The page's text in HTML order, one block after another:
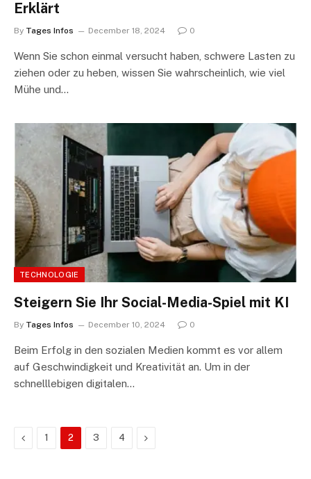
Erklärt
By Tages Infos December 18, 2024 0
Wenn Sie schon einmal versucht haben, schwere Lasten zu
ziehen oder zu heben, wissen Sie wahrscheinlich, wie viel
Mühe und…
TECHNOLOGIE
Steigern Sie Ihr Social-Media-Spiel mit KI
By Tages Infos December 10, 2024 0
Beim Erfolg in den sozialen Medien kommt es vor allem
auf Geschwindigkeit und Kreativität an. Um in der
schnelllebigen digitalen…
Previous
1 2 3 4 Next